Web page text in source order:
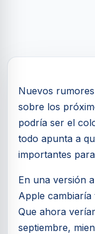
Nuevos
sobre los
podría ser el
todo apunta a
importantes
En una versión
Apple cambiaría
Que ahora
septiembre,